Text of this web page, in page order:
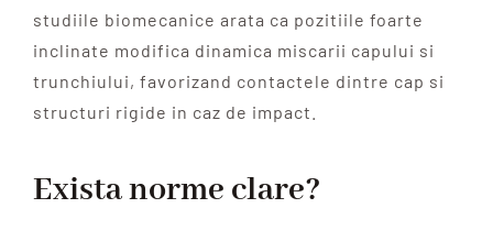
studiile biomecanice arata ca pozitiile foarte
inclinate modifica dinamica miscarii capului si
trunchiului, favorizand contactele dintre cap si
structuri rigide in caz de impact.
Exista norme clare?